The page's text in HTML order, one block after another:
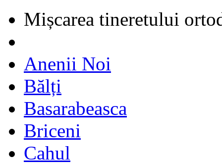
Mișcarea tineretului
Anenii Noi
Bălți
Basarabeasca
Briceni
Cahul